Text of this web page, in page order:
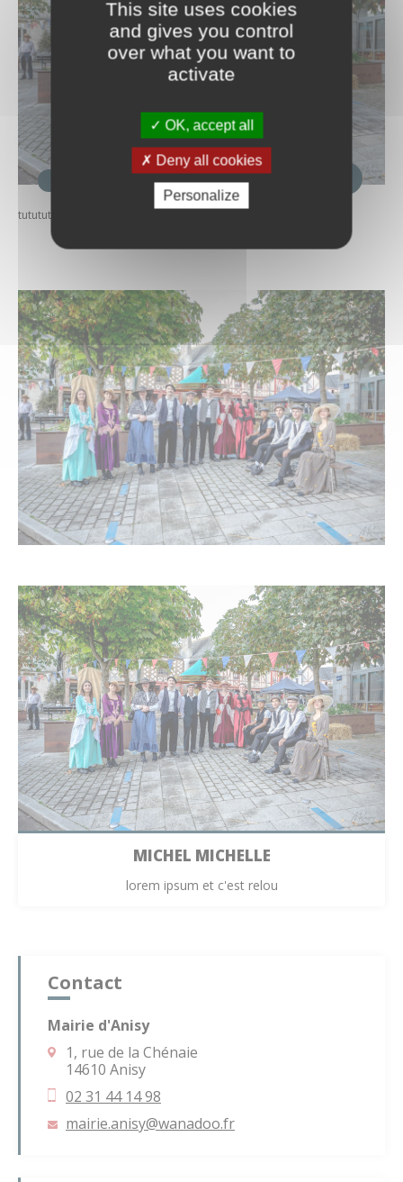
tututututuuuuututu
MICHEL MICHELLE
lorem ipsum et c'est relou
Contact
Mairie d'Anisy
1, rue de la Chénaie
14610 Anisy
02 31 44 14 98
mairie.anisy@wanadoo.fr
This site uses cookies
and gives you control
over what you want to
activate
OK, accept all
Deny all cookies
Personalize